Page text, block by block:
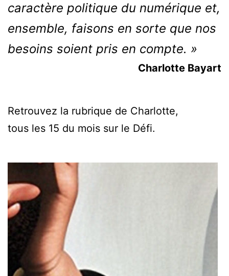
caractère politique du numérique et,
ensemble, faisons en sorte que nos
besoins soient pris en compte. »
Charlotte Bayart
Retrouvez la rubrique de Charlotte,
tous les 15 du mois sur le Défi.